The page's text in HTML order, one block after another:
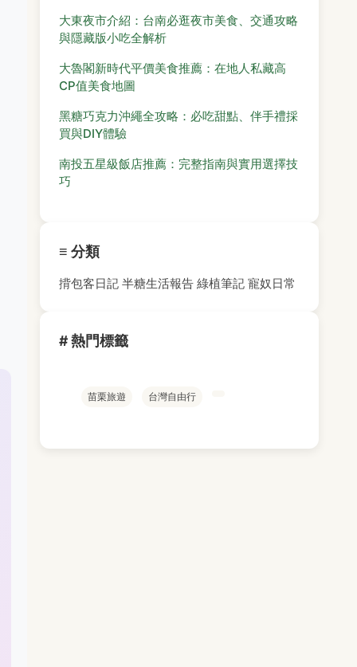
大東夜市介紹：台南必逛夜市美食、交通攻略
與隱藏版小吃全解析
大魯閣新時代平價美食推薦：在地人私藏高
CP值美食地圖
黑糖巧克力沖繩全攻略：必吃甜點、伴手禮採
買與DIY體驗
南投五星級飯店推薦：完整指南與實用選擇技
巧
≡ 分類
揹包客日記 半糖生活報告 綠植筆記 寵奴日常
# 熱門標籤
苗栗旅遊 台灣自由行